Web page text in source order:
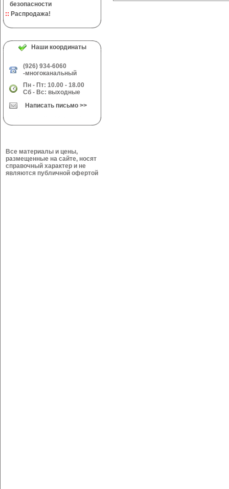
безопасности
:: Распродажа!
Наши координаты
(926) 934-6060
-многоканальный
Пн - Пт: 10.00 - 18.00
Сб - Вс: выходные
Написать письмо >>
Все материалы и цены,
размещенные на сайте, носят
справочный характер и не
являются публичной офертой